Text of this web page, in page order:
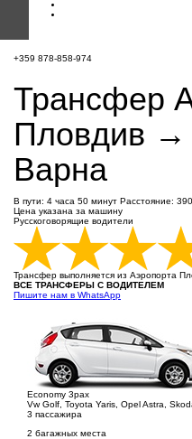
+359 878-858-974
Трансфер
Пловдив →
Варна
В пути: 4 часа 50 минут Расстояние:
Цена указана за машину
Русскоговорящие водители
Трансфер выполняется из Аэропорта
ВСЕ ТРАНСФЕРЫ С ВОДИТЕЛЕМ
Пишите нам в WhatsApp
Economy 3pax
Vw Golf, Toyota Yaris, Opel Astra,
3 пассажира
2 багажных места